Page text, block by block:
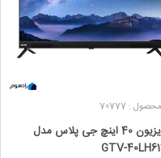
و انتظارات خانواده‌ها دارد و
جی پلاس یکی از
هستند.
مناسب طبقات و مصرف
که ماشین ظرفشویی جی پلاس را
: 70777
تلویزیون 40 اینچ جی پلاس مدل
GTV-